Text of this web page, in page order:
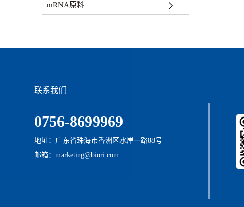
mRNA原料
联系我们
0756-8699969
地址：广东省珠海市香洲区水岸一路88号
邮箱：marketing@biori.com